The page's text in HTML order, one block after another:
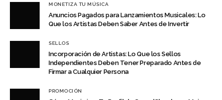
MONETIZA TU MÚSICA
Anuncios Pagados para Lanzamientos Musicales: Lo
Que los Artistas Deben Saber Antes de Invertir
SELLOS
Incorporación de Artistas: Lo Que los Sellos
Independientes Deben Tener Preparado Antes de
Firmar a Cualquier Persona
PROMOCIÓN